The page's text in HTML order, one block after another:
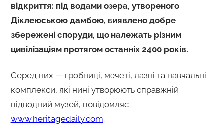
відкриття: під водами озера, утвореного
Діклеюською дамбою, виявлено добре
збережені споруди, що належать різним
цивілізаціям протягом останніх 2400 років.
Серед них — гробниці, мечеті, лазні та навчальні
комплекси, які нині утворюють справжній
підводний музей, повідомляє
www.heritagedaily.com.